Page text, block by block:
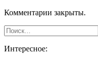
Комментарии закрыты.
Интересное: